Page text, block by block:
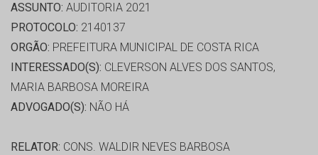
ASSUNTO: AUDITORIA 2021
PROTOCOLO: 2140137
ORGÃO: PREFEITURA MUNICIPAL DE COSTA RICA
INTERESSADO(S): CLEVERSON ALVES DOS SANTOS,
MARIA BARBOSA MOREIRA
ADVOGADO(S): NÃO HÁ
RELATOR: CONS. WALDIR NEVES BARBOSA